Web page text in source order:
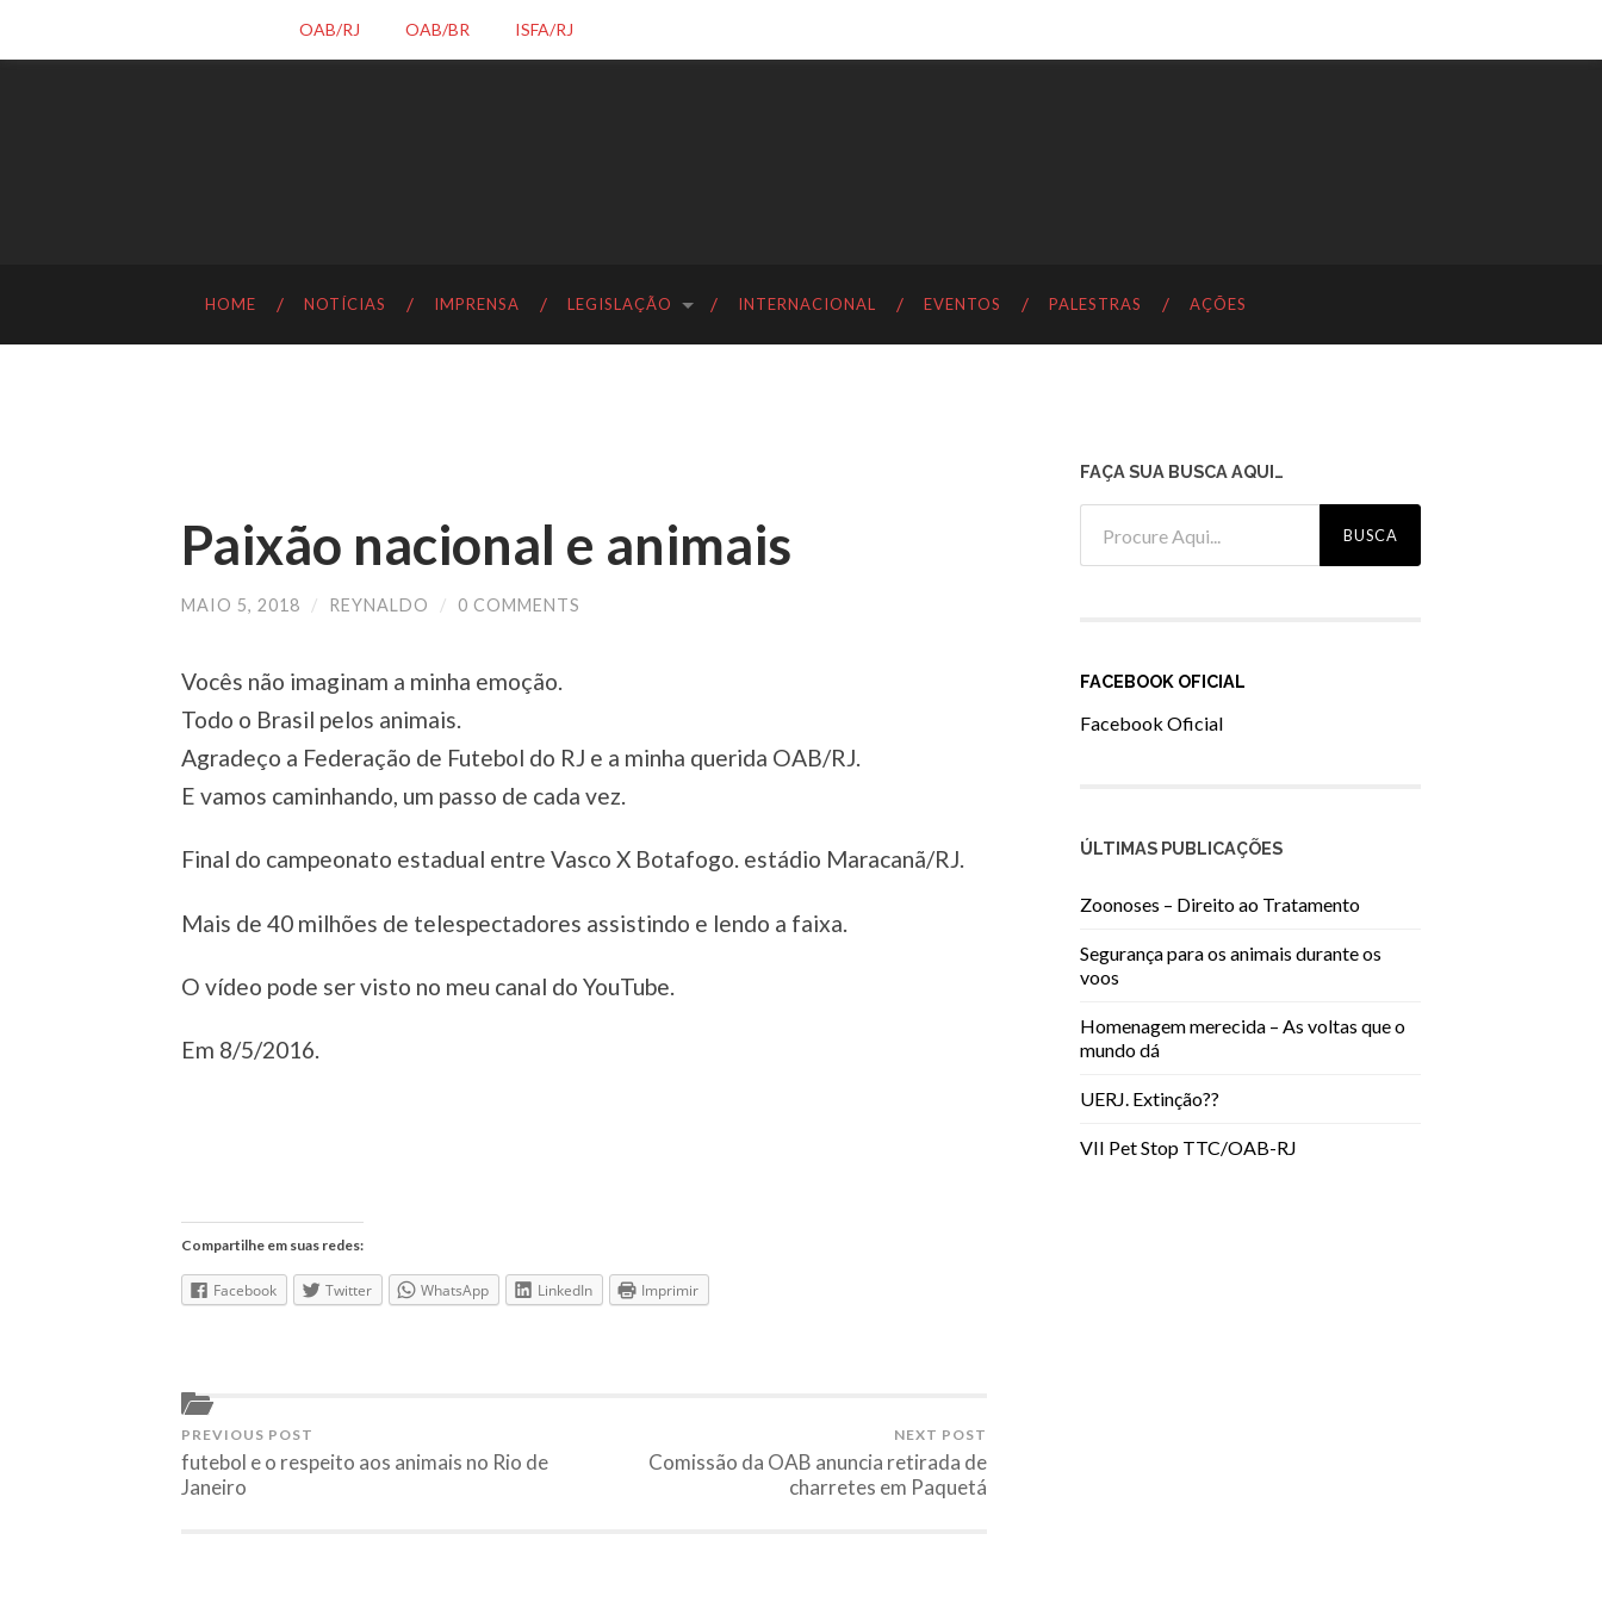
HOME NOTÍCIAS IMPRENSA LEGISLAÇÃO INTERNACIONAL EVENTOS PALESTRAS AÇÕES
Paixão nacional e animais
MAIO 5, 2018 / REYNALDO / 0 COMMENTS
Vocês não imaginam a minha emoção.
Todo o Brasil pelos animais.
Agradeço a Federação de Futebol do RJ e a minha querida OAB/RJ.
E vamos caminhando, um passo de cada vez.
Final do campeonato estadual entre Vasco X Botafogo. estádio Maracanã/RJ.
Mais de 40 milhões de telespectadores assistindo e lendo a faixa.
O vídeo pode ser visto no meu canal do YouTube.
Em 8/5/2016.
Compartilhe em suas redes:
Facebook Twitter WhatsApp LinkedIn Imprimir
PREVIOUS POST
futebol e o respeito aos animais no Rio de
Janeiro
NEXT POST
Comissão da OAB anuncia retirada de
charretes em Paquetá
FAÇA SUA BUSCA AQUI…
FACEBOOK OFICIAL
Facebook Oficial
ÚLTIMAS PUBLICAÇÕES
Zoonoses – Direito ao Tratamento
Segurança para os animais durante os
voos
Homenagem merecida – As voltas que o
mundo dá
UERJ. Extinção??
VII Pet Stop TTC/OAB-RJ
OAB/RJ OAB/BR ISFA/RJ